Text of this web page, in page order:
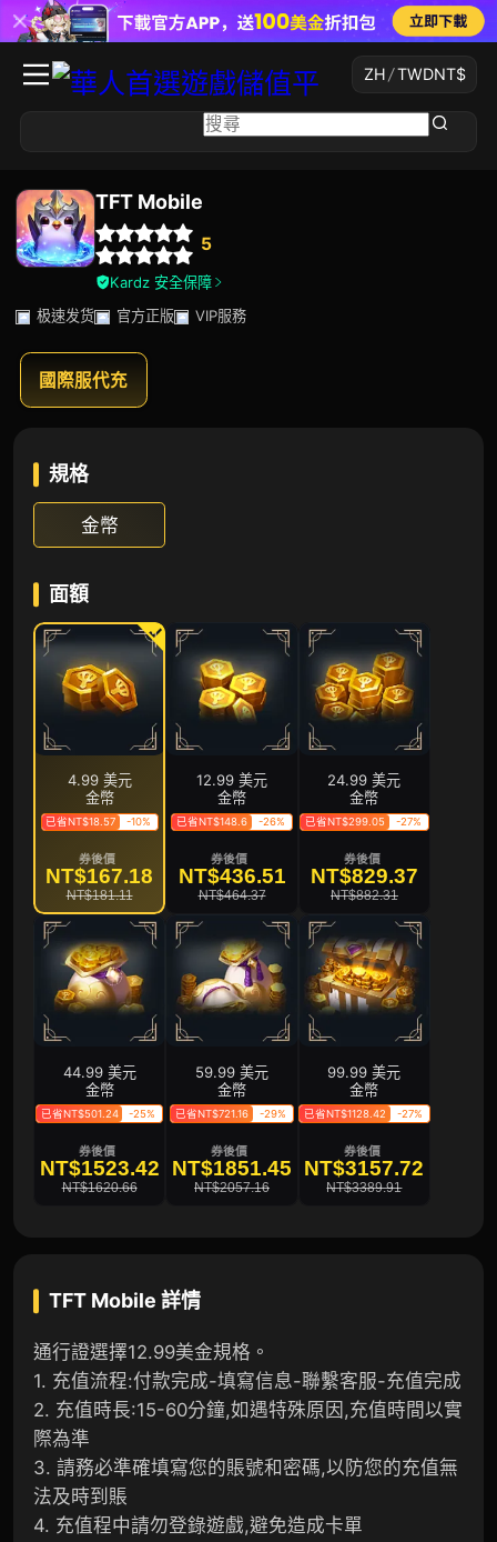
ZH/TWDNT$
TFT Mobile
5
Kardz 安全保障
极速发货
官方正版 VIP服務
國際服代充
規格
金幣
面額
4.99 美元
金幣
已省NT$18.57 -10%
券後價
NT$167.18
NT$181.11
12.99 美元
金幣
已省NT$148.6 -26%
券後價
NT$436.51
NT$464.37
24.99 美元
金幣
已省NT$299.05 -27%
券後價
NT$829.37
NT$882.31
44.99 美元
金幣
已省NT$501.24 -25%
券後價
NT$1523.42
NT$1620.66
59.99 美元
金幣
已省NT$721.16 -29%
券後價
NT$1851.45
NT$2057.16
99.99 美元
金幣
已省NT$1128.42 -27%
券後價
NT$3157.72
NT$3389.91
TFT Mobile 詳情
通行證選擇12.99美金規格。
1. 充值流程:付款完成-填寫信息-聯繫客服-充值完成
2. 充值時長:15-60分鐘,如遇特殊原因,充值時間以實
際為準
3. 請務必準確填寫您的賬號和密碼,以防您的充值無
法及時到賬
4. 充值程中請勿登錄遊戲,避免造成卡單